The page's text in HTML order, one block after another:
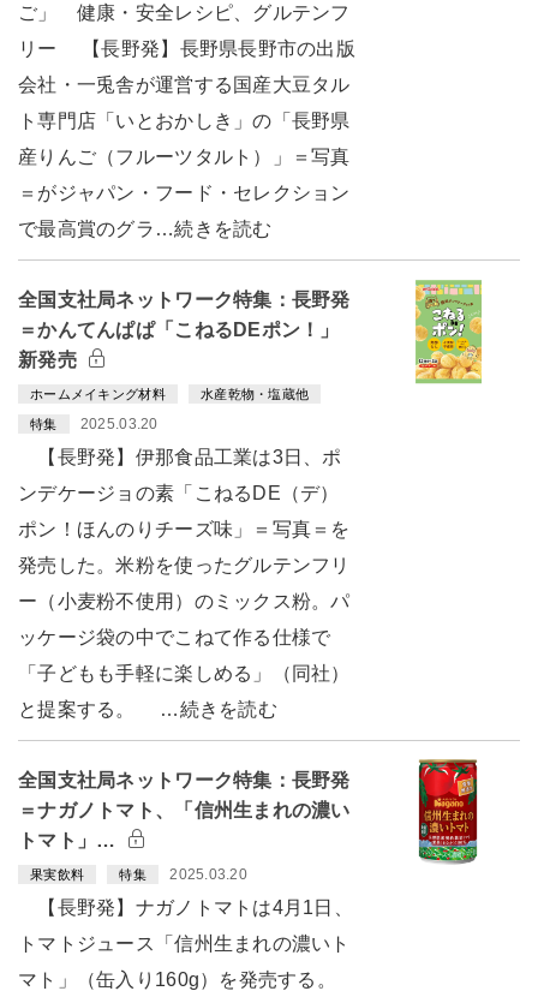
ご」 健康・安全レシピ、グルテンフ
リー 【長野発】長野県長野市の出版
会社・一兎舎が運営する国産大豆タル
ト専門店「いとおかしき」の「長野県
産りんご（フルーツタルト）」＝写真
＝がジャパン・フード・セレクション
で最高賞のグラ…続きを読む
全国支社局ネットワーク特集：長野発
＝かんてんぱぱ「こねるDEポン！」
新発売
ホームメイキング材料 水産乾物・塩蔵他
特集 2025.03.20
【長野発】伊那食品工業は3日、ポ
ンデケージョの素「こねるDE（デ）
ポン！ほんのりチーズ味」＝写真＝を
発売した。米粉を使ったグルテンフリ
ー（小麦粉不使用）のミックス粉。パ
ッケージ袋の中でこねて作る仕様で
「子どもも手軽に楽しめる」（同社）
と提案する。 …続きを読む
全国支社局ネットワーク特集：長野発
＝ナガノトマト、「信州生まれの濃い
トマト」…
果実飲料 特集 2025.03.20
【長野発】ナガノトマトは4月1日、
トマトジュース「信州生まれの濃いト
マト」（缶入り160g）を発売する。